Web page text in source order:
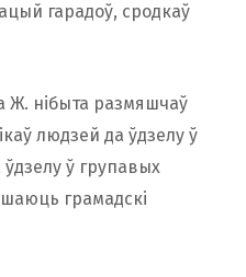
гарадоў, сродкаў
Ж. нібыта размяшчаў
людзей да ўдзелу ў
ў групавых
грамадскі